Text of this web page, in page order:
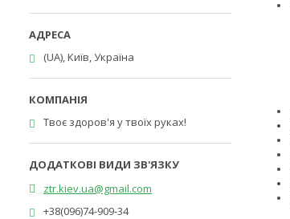
(UA), Київ, Україна
Твоє здоров'я у твоїх руках!
ztr.kiev.ua@gmail.com
+38(096)74-909-34